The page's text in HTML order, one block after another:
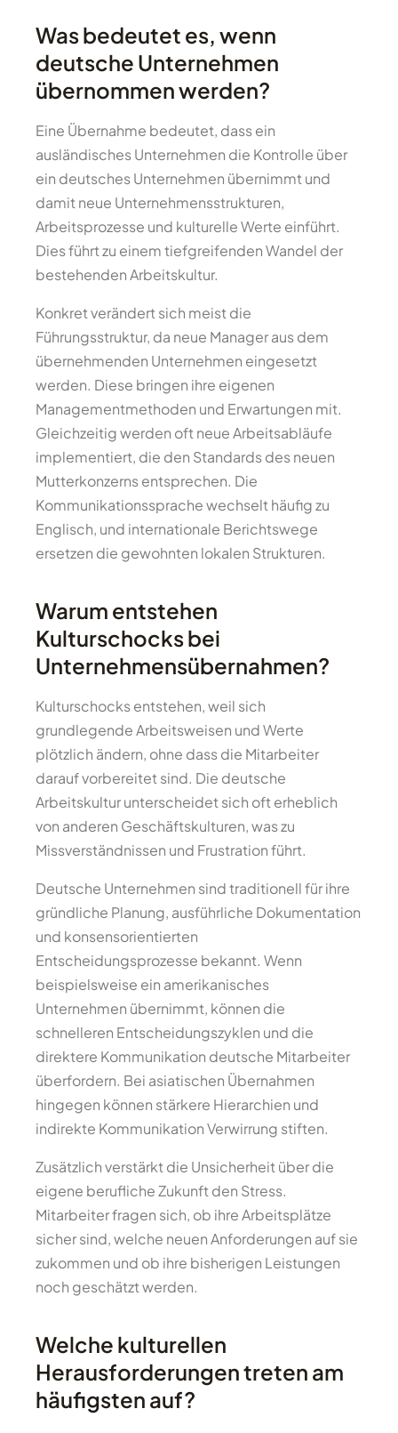
Was bedeutet es, wenn
deutsche Unternehmen
übernommen werden?
Eine Übernahme bedeutet, dass ein
ausländisches Unternehmen die Kontrolle über
ein deutsches Unternehmen übernimmt und
damit neue Unternehmensstrukturen,
Arbeitsprozesse und kulturelle Werte einführt.
Dies führt zu einem tiefgreifenden Wandel der
bestehenden Arbeitskultur.
Konkret verändert sich meist die
Führungsstruktur, da neue Manager aus dem
übernehmenden Unternehmen eingesetzt
werden. Diese bringen ihre eigenen
Managementmethoden und Erwartungen mit.
Gleichzeitig werden oft neue Arbeitsabläufe
implementiert, die den Standards des neuen
Mutterkonzerns entsprechen. Die
Kommunikationssprache wechselt häufig zu
Englisch, und internationale Berichtswege
ersetzen die gewohnten lokalen Strukturen.
Warum entstehen
Kulturschocks bei
Unternehmensübernahmen?
Kulturschocks entstehen, weil sich
grundlegende Arbeitsweisen und Werte
plötzlich ändern, ohne dass die Mitarbeiter
darauf vorbereitet sind. Die deutsche
Arbeitskultur unterscheidet sich oft erheblich
von anderen Geschäftskulturen, was zu
Missverständnissen und Frustration führt.
Deutsche Unternehmen sind traditionell für ihre
gründliche Planung, ausführliche Dokumentation
und konsensorientierten
Entscheidungsprozesse bekannt. Wenn
beispielsweise ein amerikanisches
Unternehmen übernimmt, können die
schnelleren Entscheidungszyklen und die
direktere Kommunikation deutsche Mitarbeiter
überfordern. Bei asiatischen Übernahmen
hingegen können stärkere Hierarchien und
indirekte Kommunikation Verwirrung stiften.
Zusätzlich verstärkt die Unsicherheit über die
eigene berufliche Zukunft den Stress.
Mitarbeiter fragen sich, ob ihre Arbeitsplätze
sicher sind, welche neuen Anforderungen auf sie
zukommen und ob ihre bisherigen Leistungen
noch geschätzt werden.
Welche kulturellen
Herausforderungen treten am
häufigsten auf?